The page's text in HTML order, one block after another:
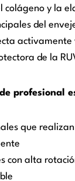
colágeno y la
del
de la
profesional
que
con alta